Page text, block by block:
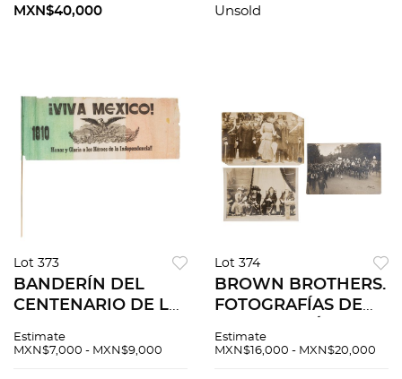
MEXICANOS.
MXN$40,000
MÉXICO. MÉXICO:
Unsold
Lot 373
BANDERÍN DEL
CENTENARIO DE LA
MÉXICO. MÉXICO,
Estimate
MXN$7,000 - MXN$9,000
Lot 374
BROWN BROTHERS.
FOTOGRAFÍAS DE
DURANTE LAS
Estimate
MXN$16,000 - MXN$20,000